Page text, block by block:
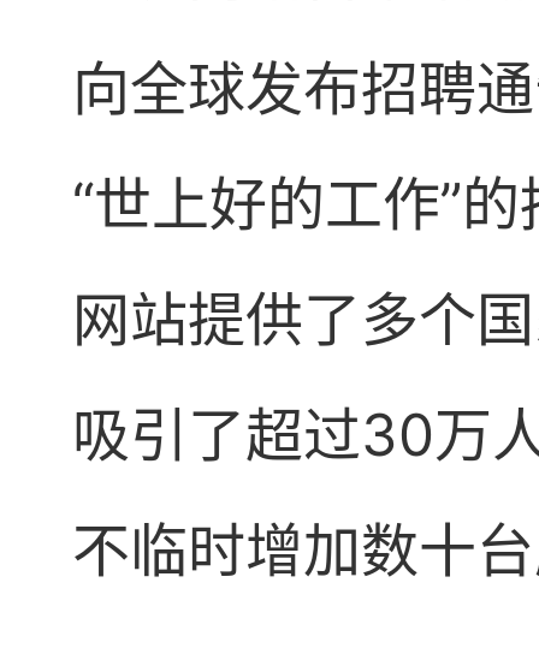
向全球发布招聘
“世上好的工作”
网站提供了多个
吸引了超过30万
不临时增加数十